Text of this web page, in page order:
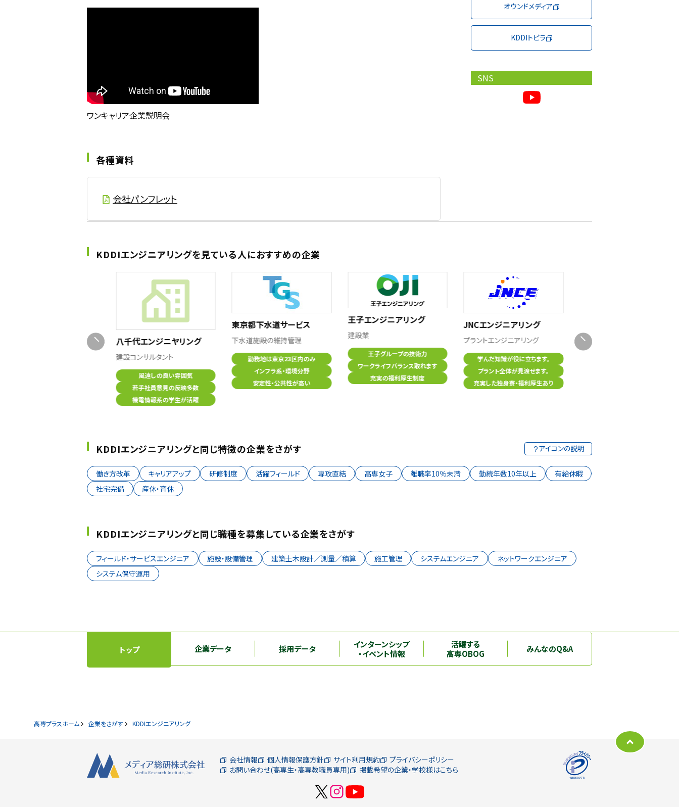
ワンキャリア企業説明会
各種資料
会社パンフレット
オウンドメディア
KDDIトビラ
SNS
KDDIエンジニアリングを見ている人におすすめの企業
八千代エンジニヤリング
建設コンサルタント
風遠しの良い雰囲気
若手社員意見の反映多数
機電情報系の学生が活躍
東京都下水道サービス
下水道施設の維持管理
勤務地は東京23区内のみ
インフラ系・環境分野
安定性・公共性が高い
王子エンジニアリング
建設業
王子グループの技術力
ワークライフバランス取れます
充実の福利厚生制度
JNCエンジニアリング
プラントエンジニアリング
学んだ知識が役に立ちます。
プラント全体が見渡せます。
充実した独身寮・福利厚生あり
ス関西
建設業
KDDIエンジニアリングと同じ特徴の企業をさがす アイコンの説明
働き方改革 キャリアアップ 研修制度 活躍フィールド 専攻直結 高専女子 離職率10％未満 勤続年数10年以上
有給休暇
社宅完備
産休・育休
KDDIエンジニアリングと同じ職種を募集している企業をさがす
フィールド・サービスエンジニア 施設・設備管理 建築土木設計／測量／積算 施工管理 システムエンジニア
ネットワークエンジニア
システム保守運用
トップ 企業データ 採用データ
インターンシップ
・イベント情報
活躍する
高専OBOG
みんなのQ&A
高専プラスホーム 企業をさがす KDDIエンジニアリング
会社情報 個人情報保護方針 サイト利用規約
プライバシーポリシー
お問い合わせ(高専生・高専教職員専用)
掲載希望の企業・学校様はこちら